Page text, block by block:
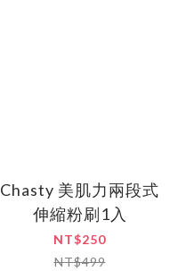
Chasty 美肌力兩段式
伸縮粉刷1入
NT$250
NT$499